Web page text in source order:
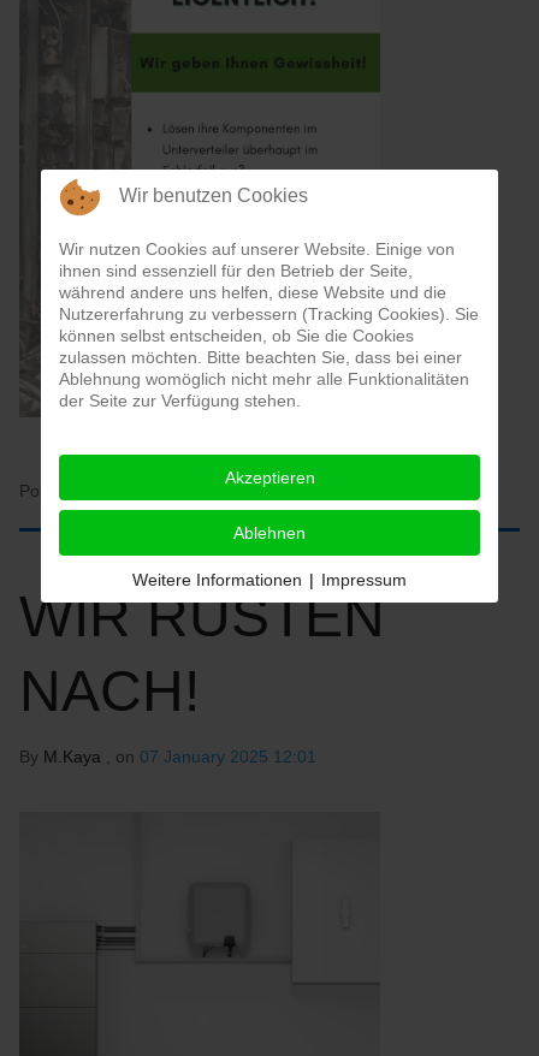
Posted in:
WIR RÜSTEN
NACH!
By M.Kaya , on 07 January 2025 12:01
Wir benutzen Cookies
Wir nutzen Cookies auf unserer Website. Einige von
ihnen sind essenziell für den Betrieb der Seite,
während andere uns helfen, diese Website und die
Nutzererfahrung zu verbessern (Tracking Cookies). Sie
können selbst entscheiden, ob Sie die Cookies
zulassen möchten. Bitte beachten Sie, dass bei einer
Ablehnung womöglich nicht mehr alle Funktionalitäten
der Seite zur Verfügung stehen.
Akzeptieren
Ablehnen
Weitere Informationen | Impressum